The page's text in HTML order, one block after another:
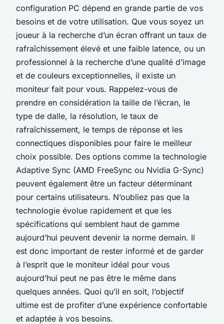
configuration PC dépend en grande partie de vos
besoins et de votre utilisation. Que vous soyez un
joueur à la recherche d’un écran offrant un taux de
rafraîchissement élevé et une faible latence, ou un
professionnel à la recherche d’une qualité d’image
et de couleurs exceptionnelles, il existe un
moniteur fait pour vous. Rappelez-vous de
prendre en considération la taille de l’écran, le
type de dalle, la résolution, le taux de
rafraîchissement, le temps de réponse et les
connectiques disponibles pour faire le meilleur
choix possible. Des options comme la technologie
Adaptive Sync (AMD FreeSync ou Nvidia G-Sync)
peuvent également être un facteur déterminant
pour certains utilisateurs. N’oubliez pas que la
technologie évolue rapidement et que les
spécifications qui semblent haut de gamme
aujourd’hui peuvent devenir la norme demain. Il
est donc important de rester informé et de garder
à l’esprit que le moniteur idéal pour vous
aujourd’hui peut ne pas être le même dans
quelques années. Quoi qu’il en soit, l’objectif
ultime est de profiter d’une expérience confortable
et adaptée à vos besoins.